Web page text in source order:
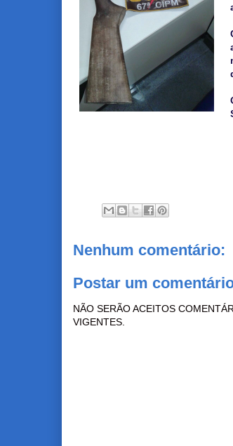
Nenhum comentário:
Postar um
NÃO SERÃO ACEITOS
VIGENTES.